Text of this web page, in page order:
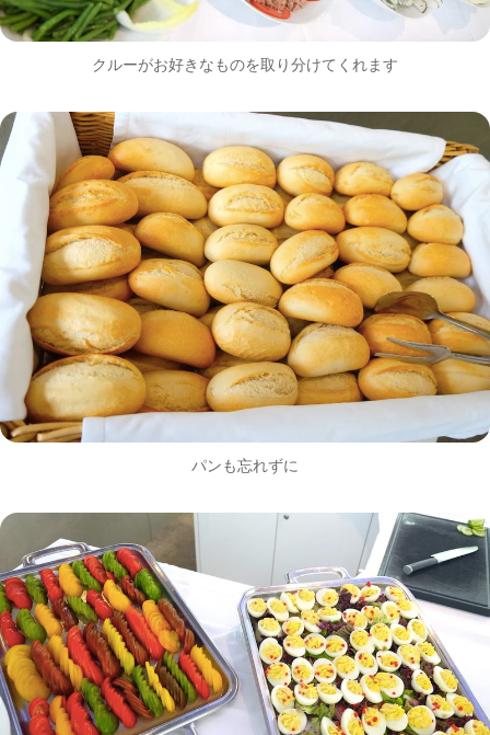
クルーがお好きなものを取り分けてくれます
パンも忘れずに